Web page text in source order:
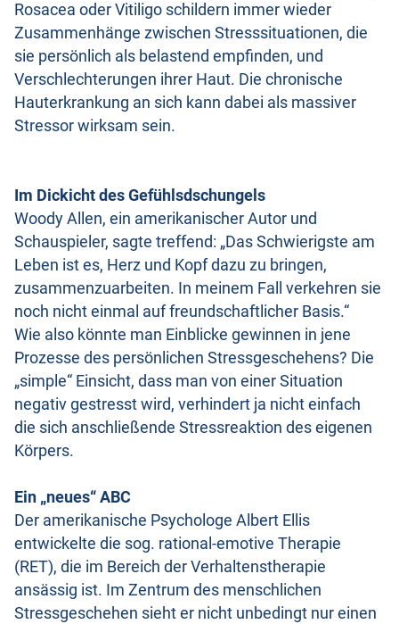
Rosacea oder Vitiligo schildern immer wieder
Zusammenhänge zwischen Stresssituationen, die
sie persönlich als belastend empfinden, und
Verschlechterungen ihrer Haut. Die chronische
Hauterkrankung an sich kann dabei als massiver
Stressor wirksam sein.
Im Dickicht des Gefühlsdschungels
Woody Allen, ein amerikanischer Autor und
Schauspieler, sagte treffend: „Das Schwierigste am
Leben ist es, Herz und Kopf dazu zu bringen,
zusammenzuarbeiten. In meinem Fall verkehren sie
noch nicht einmal auf freundschaftlicher Basis.“
Wie also könnte man Einblicke gewinnen in jene
Prozesse des persönlichen Stressgeschehens? Die
„simple“ Einsicht, dass man von einer Situation
negativ gestresst wird, verhindert ja nicht einfach
die sich anschließende Stressreaktion des eigenen
Körpers.
Ein „neues“ ABC
Der amerikanische Psychologe Albert Ellis
entwickelte die sog. rational-emotive Therapie
(RET), die im Bereich der Verhaltenstherapie
ansässig ist. Im Zentrum des menschlichen
Stressgeschehen sieht er nicht unbedingt nur einen